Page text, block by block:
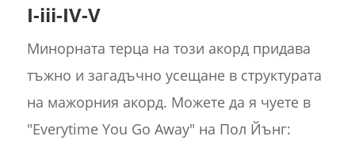
I-iii-IV-V
Минорната терца на този акорд придава
тъжно и загадъчно усещане в структурата
на мажорния акорд. Можете да я чуете в
"Everytime You Go Away" на Пол Йънг: